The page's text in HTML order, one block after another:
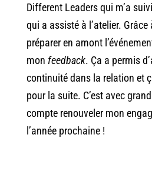
Different Leaders qui m’a
qui a assisté à l’atelier. Grâce
préparer en amont
mon feedback. Ça a permis
continuité dans la relation et
pour la suite. C’est avec
compte renouveler mon
l’année prochaine !